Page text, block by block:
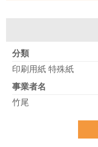
分類
印刷用紙 特殊紙
事業者名
竹尾